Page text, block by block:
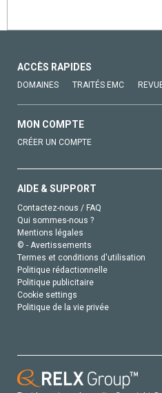
ACCÈS RAPIDES
DOMAINES TRAITÉS EMC
MON COMPTE
CRÉER UN COMPTE
AIDE & SUPPORT
Contactez-nous / FAQ
Qui sommes-nous ?
Mentions légales
© - Avertissements
Termes et conditions d'utilisation
Politique rédactionnelle
Politique publicitaire
Cookie settings
Politique de la vie privée